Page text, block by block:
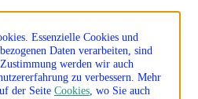
Essenzielle Cookies und
Daten verarbeiten, sind
werden wir auch
zu verbessern. Mehr
der SeiteCookies, wo Sie auch